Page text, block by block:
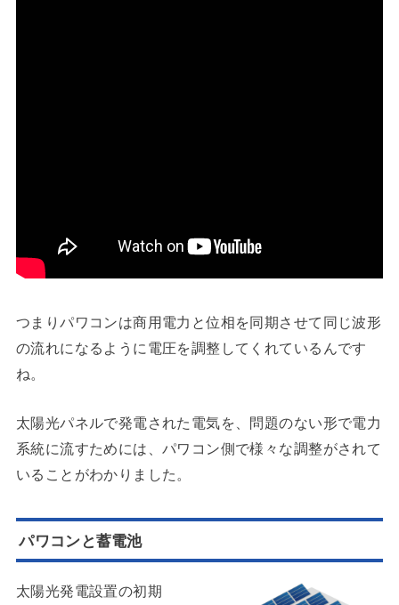
つまりパワコンは商用電力と位相を同期させて同じ波形
の流れになるように電圧を調整してくれているんです
ね。
太陽光パネルで発電された電気を、問題のない形で電力
系統に流すためには、パワコン側で様々な調整がされて
いることがわかりました。
パワコンと蓄電池
太陽光発電設置の初期